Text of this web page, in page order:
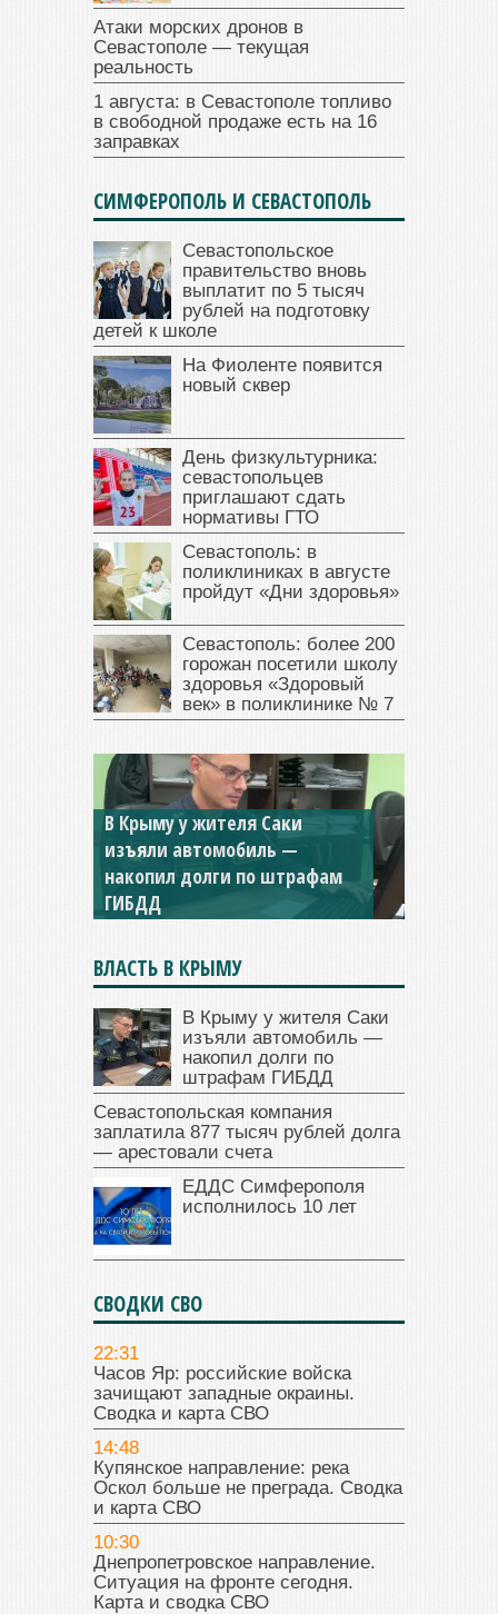
Атаки морских дронов в
Севастополе — текущая
реальность
1 августа: в Севастополе топливо
в свободной продаже есть на 16
заправках
СИМФЕРОПОЛЬ И СЕВАСТОПОЛЬ
Севастопольское
правительство вновь
выплатит по 5 тысяч
рублей на подготовку
детей к школе
На Фиоленте появится
новый сквер
День физкультурника:
севастопольцев
приглашают сдать
нормативы ГТО
Севастополь: в
поликлиниках в августе
пройдут «Дни здоровья»
Севастополь: более 200
горожан посетили школу
здоровья «Здоровый
век» в поликлинике № 7
В Крыму у жителя Саки
изъяли автомобиль —
накопил долги по штрафам
ГИБДД
Севастопольская компания
заплатила 877 тысяч рублей
долга — арестовали счета
ВЛАСТЬ В КРЫМУ
В Крыму у жителя Саки
изъяли автомобиль —
накопил долги по
штрафам ГИБДД
Севастопольская компания
заплатила 877 тысяч рублей долга
— арестовали счета
ЕДДС Симферополя
исполнилось 10 лет
СВОДКИ СВО
22:31
Часов Яр: российские войска
зачищают западные окраины.
Сводка и карта СВО
14:48
Купянское направление: река
Оскол больше не преграда. Сводка
и карта СВО
10:30
Днепропетровское направление.
Ситуация на фронте сегодня.
Карта и сводка СВО